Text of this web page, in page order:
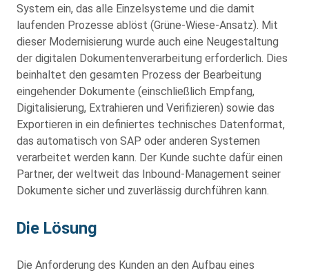
System ein, das alle Einzelsysteme und die damit
laufenden Prozesse ablöst (Grüne-Wiese-Ansatz). Mit
dieser Modernisierung wurde auch eine Neugestaltung
der digitalen Dokumentenverarbeitung erforderlich. Dies
beinhaltet den gesamten Prozess der Bearbeitung
eingehender Dokumente (einschließlich Empfang,
Digitalisierung, Extrahieren und Verifizieren) sowie das
Exportieren in ein definiertes technisches Datenformat,
das automatisch von SAP oder anderen Systemen
verarbeitet werden kann. Der Kunde suchte dafür einen
Partner, der weltweit das Inbound-Management seiner
Dokumente sicher und zuverlässig durchführen kann.
Die Lösung
Die Anforderung des Kunden an den Aufbau eines